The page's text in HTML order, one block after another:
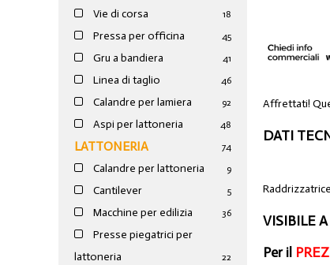
Vie di corsa 18
Pressa per officina 45
Gru a bandiera 41
Linea di taglio 46
Calandre per lamiera 92
Aspi per lattoneria 48
LATTONERIA 74
Calandre per lattoneria 9
Cantilever 5
Macchine per edilizia 36
Presse piegatrici per
lattoneria
22
Affrettati!
DATI
VISIBILE
Per il